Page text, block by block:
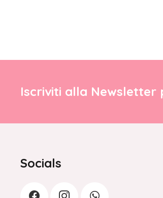
Iscriviti alla Newsletter
Socials